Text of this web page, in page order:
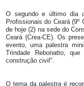
O segundo e último dia
Profissionais do Ceará
de hoje (2) na sede do
Ceará (Crea-CE). Os
evento, uma palestra
Trindade Rebonatto,
construção civil".
O tema da palestra é